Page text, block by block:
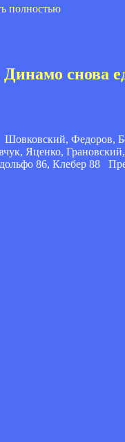
полностью
снова
Федоров,
Яценко,
86, Клебер 88
Лиги